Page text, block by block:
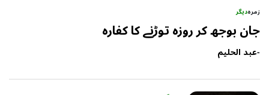
زمرہدیگر
جان بوجھ کر روزہ توڑنے کا کفارہ
-عبد الحلیم